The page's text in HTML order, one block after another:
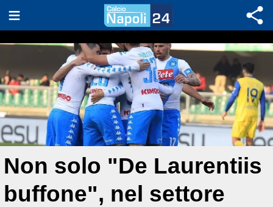
Non solo "De Laurentiis
buffone", nel settore